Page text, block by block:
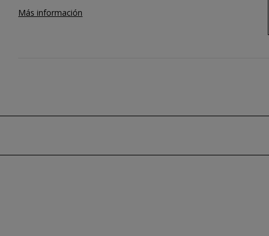
Más información